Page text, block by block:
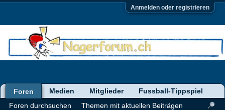
Anmelden oder registrieren
Foren
Foren durchsuchen
Themen mit aktuellen Beiträgen
Medien Mitglieder Fussball-Tippspiel